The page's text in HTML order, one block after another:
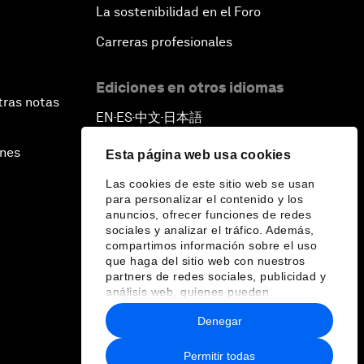
Esta página web usa cookies
Las cookies de este sitio web se usan
para personalizar el contenido y los
anuncios, ofrecer funciones de redes
sociales y analizar el tráfico. Además,
compartimos información sobre el uso
que haga del sitio web con nuestros
partners de redes sociales, publicidad y
análisis web, quienes pueden
combinarla con otra información que les
haya proporcionado o que hayan
recopilado a partir del uso que haya
hecho de sus servicios.
Permitir todas
Denegar
notas
La sostenibilidad en el Foro
Carreras profesionales
Ediciones en otros idiomas
EN ▪ ES▪中文▪ 日本語